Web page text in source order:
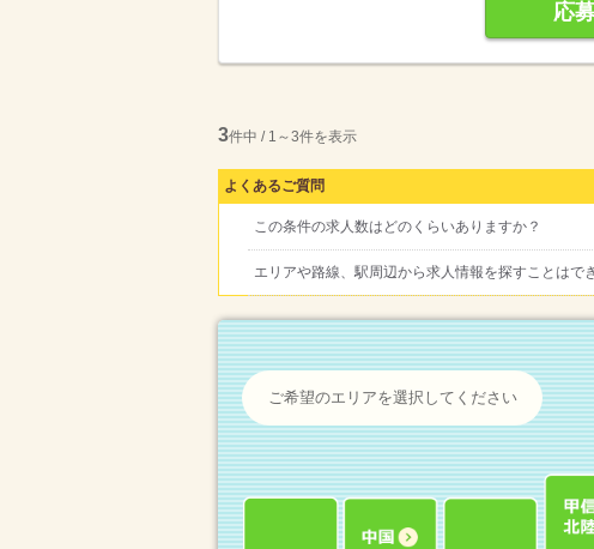
応
3件中 / 1～3件を表示
よくあるご質問
この条件の求人数はどのくらいありますか？
エリアや路線、駅周辺から求人情報を探すことはで
ご希望のエリアを選択してください